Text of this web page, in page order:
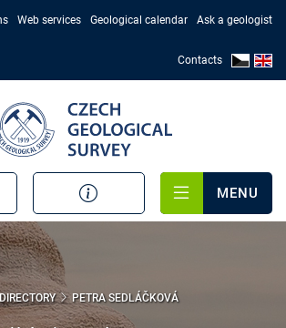
Web services Geological calendar Ask a geologist
Contacts
MENU
PETRA SEDLÁČKOVÁ